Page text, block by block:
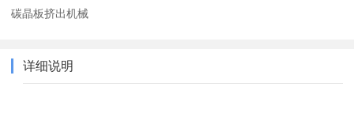
碳晶板挤出机械
详细说明